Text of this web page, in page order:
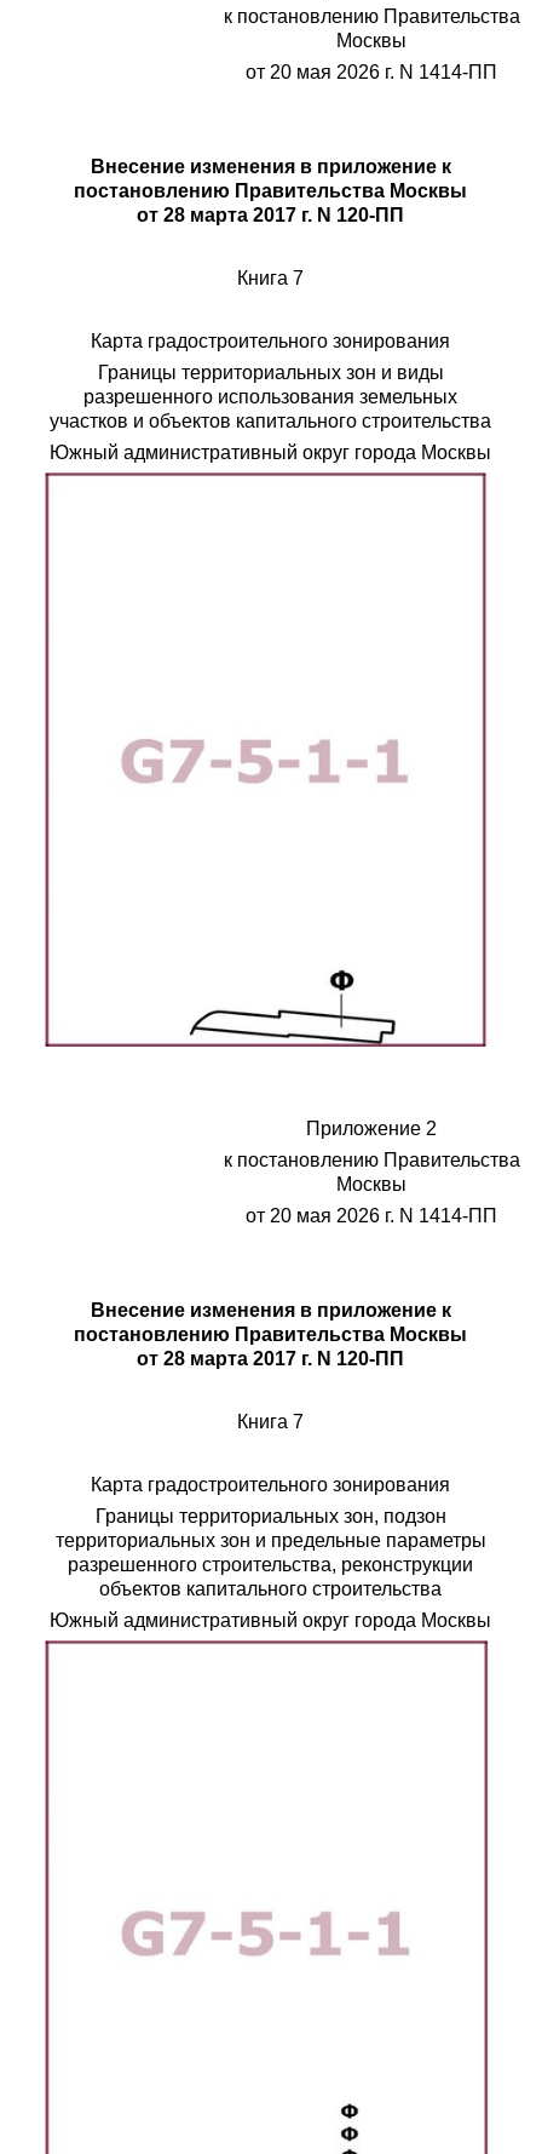
к постановлению Правительства
Москвы
от 20 мая 2026 г. N 1414-ПП
Внесение изменения в приложение к
постановлению Правительства Москвы
от 28 марта 2017 г. N 120-ПП
Книга 7
Карта градостроительного зонирования
Границы территориальных зон и виды
разрешенного использования земельных
участков и объектов капитального строительства
Южный административный округ города Москвы
Приложение 2
к постановлению Правительства
Москвы
от 20 мая 2026 г. N 1414-ПП
Внесение изменения в приложение к
постановлению Правительства Москвы
от 28 марта 2017 г. N 120-ПП
Книга 7
Карта градостроительного зонирования
Границы территориальных зон, подзон
территориальных зон и предельные параметры
разрешенного строительства, реконструкции
объектов капитального строительства
Южный административный округ города Москвы